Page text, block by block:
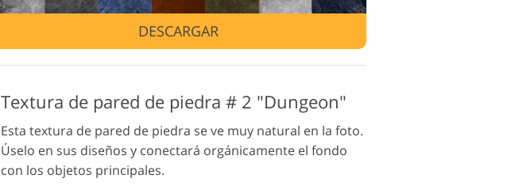
DESCARGAR
Textura de pared de piedra # 2 "Dungeon"
Esta textura de pared de piedra se ve muy natural en la foto.
Úselo en sus diseños y conectará orgánicamente el fondo
con los objetos principales.